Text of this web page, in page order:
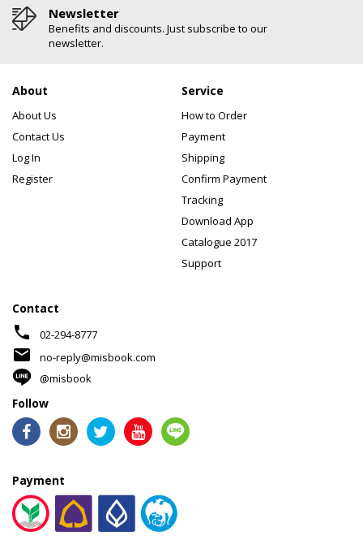
Newsletter
Benefits and discounts. Just subscribe to our
newsletter.
About
About Us
Contact Us
Log In
Register
Service
How to Order
Payment
Shipping
Confirm Payment
Tracking
Download App
Catalogue 2017
Support
Contact
phone 02-294-8777
mail
no-reply@misbook.com
@misbook
Follow
Payment